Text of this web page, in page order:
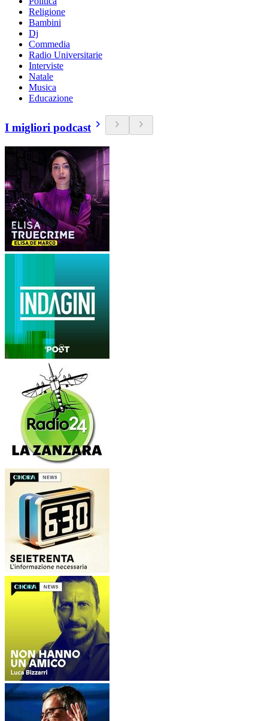
Religione
Bambini
Dj
Commedia
Radio Universitarie
Interviste
Natale
Musica
Educazione
I migliori podcast